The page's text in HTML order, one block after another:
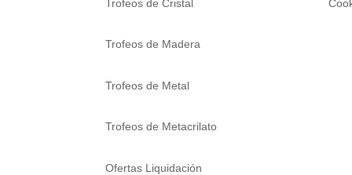
Trofeos de Cristal
Trofeos de Madera
Trofeos de Metal
Trofeos de Metacrilato
Ofertas Liquidación